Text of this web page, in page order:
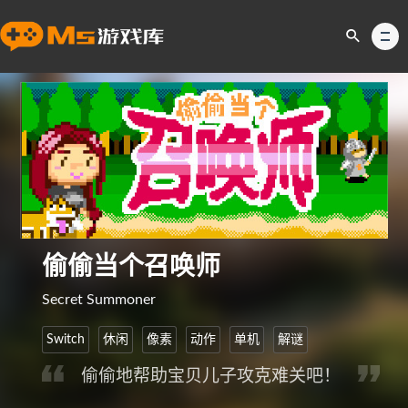
偷偷当个召唤师
Secret Summoner
Switch 休闲 像素 动作 单机 解谜
偷偷地帮助宝贝儿子攻克难关吧！